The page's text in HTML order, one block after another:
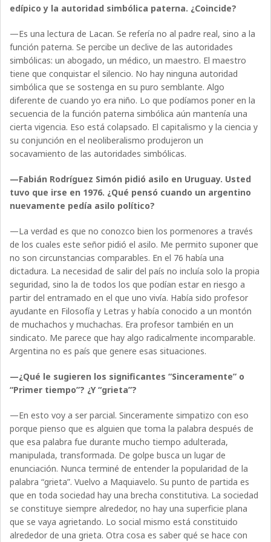
edípico y la autoridad simbólica paterna. ¿Coincide?
—Es una lectura de Lacan. Se refería no al padre real, sino a la
función paterna. Se percibe un declive de las autoridades
simbólicas: un abogado, un médico, un maestro. El maestro
tiene que conquistar el silencio. No hay ninguna autoridad
simbólica que se sostenga en su puro semblante. Algo
diferente de cuando yo era niño. Lo que podíamos poner en la
secuencia de la función paterna simbólica aún mantenía una
cierta vigencia. Eso está colapsado. El capitalismo y la ciencia y
su conjunción en el neoliberalismo produjeron un
socavamiento de las autoridades simbólicas.
—Fabián Rodríguez Simón pidió asilo en Uruguay. Usted
tuvo que irse en 1976. ¿Qué pensó cuando un argentino
nuevamente pedía asilo político?
—La verdad es que no conozco bien los pormenores a través
de los cuales este señor pidió el asilo. Me permito suponer que
no son circunstancias comparables. En el 76 había una
dictadura. La necesidad de salir del país no incluía solo la propia
seguridad, sino la de todos los que podían estar en riesgo a
partir del entramado en el que uno vivía. Había sido profesor
ayudante en Filosofía y Letras y había conocido a un montón
de muchachos y muchachas. Era profesor también en un
sindicato. Me parece que hay algo radicalmente incomparable.
Argentina no es país que genere esas situaciones.
—¿Qué le sugieren los significantes “Sinceramente” o
“Primer tiempo”? ¿Y “grieta”?
—En esto voy a ser parcial. Sinceramente simpatizo con eso
porque pienso que es alguien que toma la palabra después de
que esa palabra fue durante mucho tiempo adulterada,
manipulada, transformada. De golpe busca un lugar de
enunciación. Nunca terminé de entender la popularidad de la
palabra “grieta”. Vuelvo a Maquiavelo. Su punto de partida es
que en toda sociedad hay una brecha constitutiva. La sociedad
se constituye siempre alrededor, no hay una superficie plana
que se vaya agrietando. Lo social mismo está constituido
alrededor de una grieta. Otra cosa es saber qué se hace con